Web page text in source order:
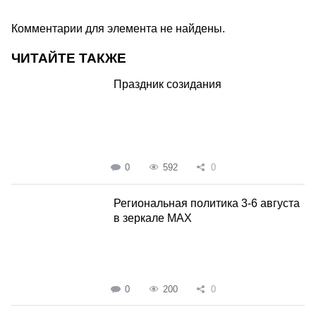
Комментарии для элемента не найдены.
ЧИТАЙТЕ ТАКЖЕ
Праздник созидания
0 592 0
Региональная политика 3-6 августа
в зеркале MAX
0 200 0